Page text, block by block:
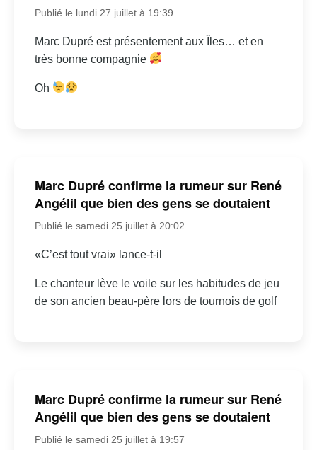
Publié le lundi 27 juillet à 19:39
Marc Dupré est présentement aux Îles… et en
très bonne compagnie
Oh
Marc Dupré confirme la rumeur sur René
Angélil que bien des gens se doutaient
Publié le samedi 25 juillet à 20:02
«C’est tout vrai» lance-t-il
Le chanteur lève le voile sur les habitudes de jeu
de son ancien beau-père lors de tournois de golf
Marc Dupré confirme la rumeur sur René
Angélil que bien des gens se doutaient
Publié le samedi 25 juillet à 19:57